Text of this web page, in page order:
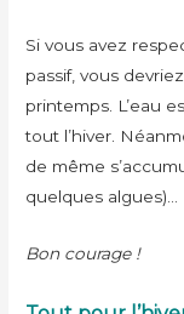
Si vous avez
passif, vous
printemps. L’eau
tout l’hiver.
de même
quelques
Bon courage !